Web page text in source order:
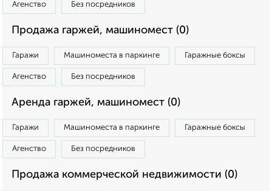
Агенство Без посредников
Продажа гаржей, машиномест (0)
Гаражи Машиноместа в паркинге Гаражные боксы
Агенство Без посредников
Аренда гаржей, машиномест (0)
Гаражи Машиноместа в паркинге Гаражные боксы
Агенство Без посредников
Продажа коммерческой недвижимости (0)